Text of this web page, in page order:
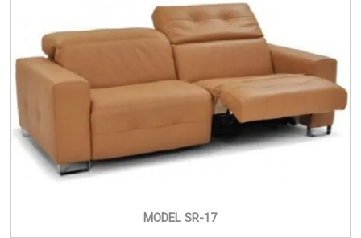
MODEL SR-17